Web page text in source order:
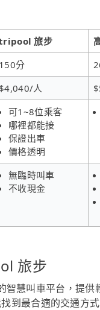
旅步
150分
$4,040/人
可1~8位乘客
哪裡都能接
保證出車
價格透明
無臨時叫車
不收現金
旅步
慧叫車平台，提供
到最合適的交通方式